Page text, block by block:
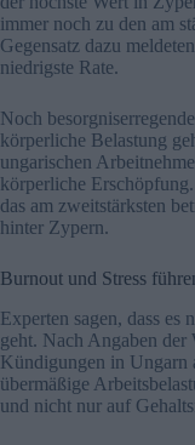
immer noch zu den am
Gegensatz dazu
niedrigste Rate.
Noch
körperliche Belastung
ungarischen
körperliche
das am zweitstärksten
hinter Zypern.
Burnout und Stress
Experten sagen, dass es
geht. Nach Angaben
Kündigungen in Ungarn
übermäßige
und nicht nur auf